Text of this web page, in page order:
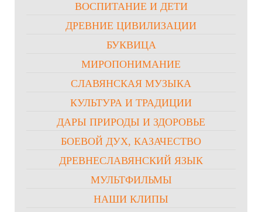
ВОСПИТАНИЕ И ДЕТИ
ДРЕВНИЕ ЦИВИЛИЗАЦИИ
БУКВИЦА
МИРОПОНИМАНИЕ
СЛАВЯНСКАЯ МУЗЫКА
КУЛЬТУРА И ТРАДИЦИИ
ДАРЫ ПРИРОДЫ И ЗДОРОВЬЕ
БОЕВОЙ ДУХ, КАЗАЧЕСТВО
ДРЕВНЕСЛАВЯНСКИЙ ЯЗЫК
МУЛЬТФИЛЬМЫ
НАШИ КЛИПЫ